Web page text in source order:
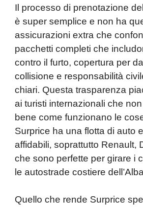
Il processo di prenotazione
è super semplice e non ha
assicurazioni extra che
pacchetti completi che
contro il furto, copertura per
collisione e responsabilità
chiari. Questa trasparenza
ai turisti internazionali che
bene come funzionano le
Surprice ha una flotta di auto
affidabili, soprattutto Renault,
che sono perfette per girare i
le autostrade costiere
Quello che rende Surprice